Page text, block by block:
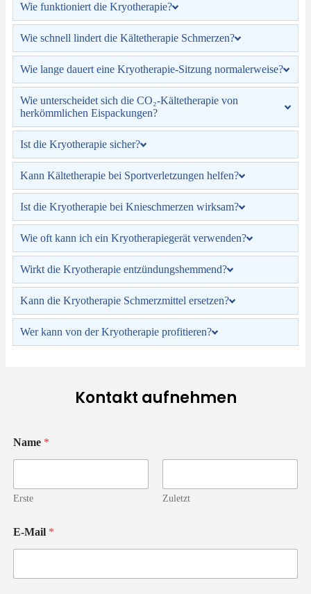
Wie funktioniert die Kryotherapie?
Wie schnell lindert die Kältetherapie Schmerzen?
Wie lange dauert eine Kryotherapie-Sitzung normalerweise?
Wie unterscheidet sich die CO₂-Kältetherapie von
herkömmlichen Eispackungen?
Ist die Kryotherapie sicher?
Kann Kältetherapie bei Sportverletzungen helfen?
Ist die Kryotherapie bei Knieschmerzen wirksam?
Wie oft kann ich ein Kryotherapiegerät verwenden?
Wirkt die Kryotherapie entzündungshemmend?
Kann die Kryotherapie Schmerzmittel ersetzen?
Wer kann von der Kryotherapie profitieren?
Kontakt aufnehmen
Name *
Erste Zuletzt
E-Mail *